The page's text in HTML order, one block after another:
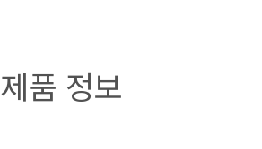
제품 정보